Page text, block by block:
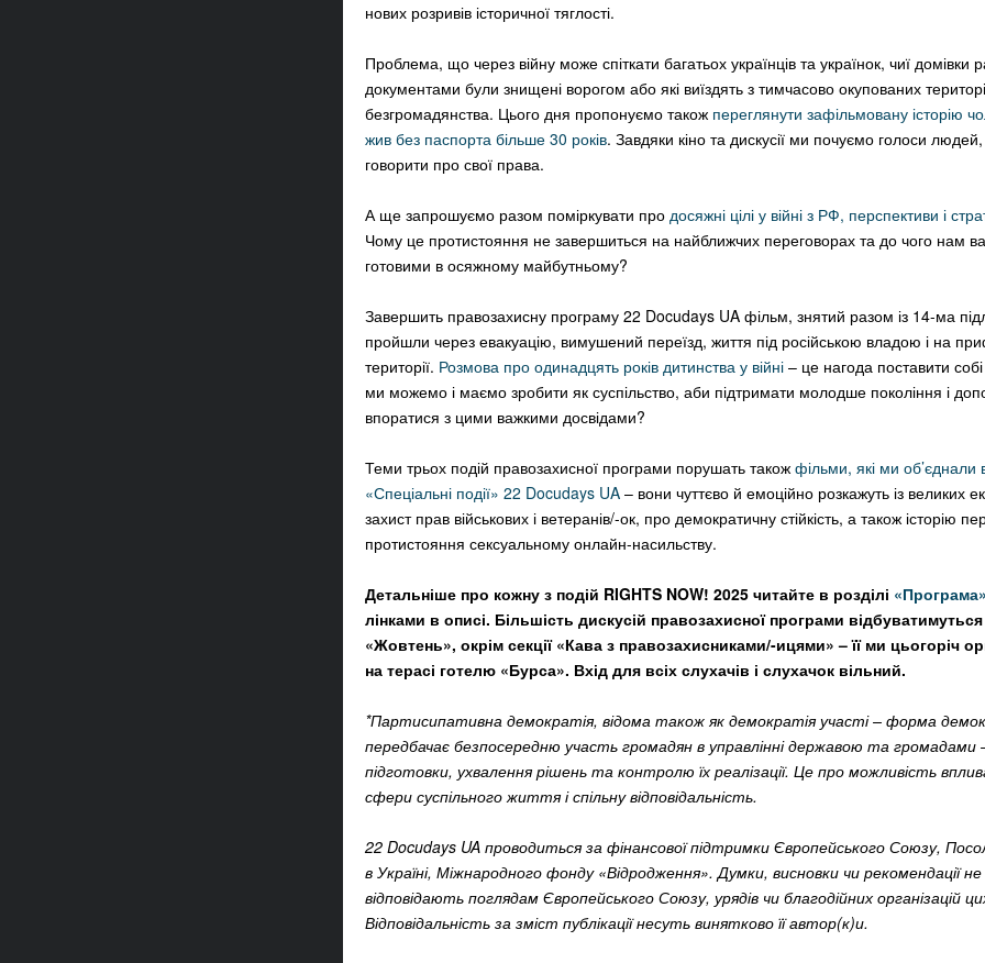
нових розривів історичної тяглості.
Проблема, що через війну може спіткати багатьох українців та українок, чиї домівки
документами були знищені ворогом або які виїздять з тимчасово окупованих
безгромадянства. Цього дня пропонуємо також переглянути зафільмовану історію
жив без паспорта більше 30 років. Завдяки кіно та дискусії ми почуємо голоси
говорити про свої права.
А ще запрошуємо разом поміркувати про досяжні цілі у війні з РФ, перспективи і
Чому це протистояння не завершиться на найближчих переговорах та до чого нам
готовими в осяжному майбутньому?
Завершить правозахисну програму 22 Docudays UA фільм, знятий разом із 14-ма
пройшли через евакуацію, вимушений переїзд, життя під російською владою і на
території. Розмова про одинадцять років дитинства у війні – це нагода поставити
ми можемо і маємо зробити як суспільство, аби підтримати молодше покоління і
впоратися з цими важкими досвідами?
Теми трьох подій правозахисної програми порушать також фільми, які ми об’єднали
«Спеціальні події» 22 Docudays UA – вони чуттєво й емоційно розкажуть із великих
захист прав військових і ветеранів/-ок, про демократичну стійкість, а також історію
протистояння сексуальному онлайн-насильству.
Детальніше про кожну з подій RIGHTS NOW! 2025 читайте в розділі «Програма»
лінками в описі. Більшість дискусій правозахисної програми відбуватимуться
«Жовтень», окрім секції «Кава з правозахисниками/-ицями» – її ми цьогоріч
на терасі готелю «Бурса». Вхід для всіх слухачів і слухачок вільний.
*Партисипативна демократія, відома також як демократія участі – форма
передбачає безпосередню участь громадян в управлінні державою та громадами
підготовки, ухвалення рішень та контролю їх реалізації. Це про можливість
сфери суспільного життя і спільну відповідальність.
22 Docudays UA проводиться за фінансової підтримки Європейського Союзу,
в Україні, Міжнародного фонду «Відродження». Думки, висновки чи рекомендації
відповідають поглядам Європейського Союзу, урядів чи благодійних організацій
Відповідальність за зміст публікації несуть винятково її автор(к)и.